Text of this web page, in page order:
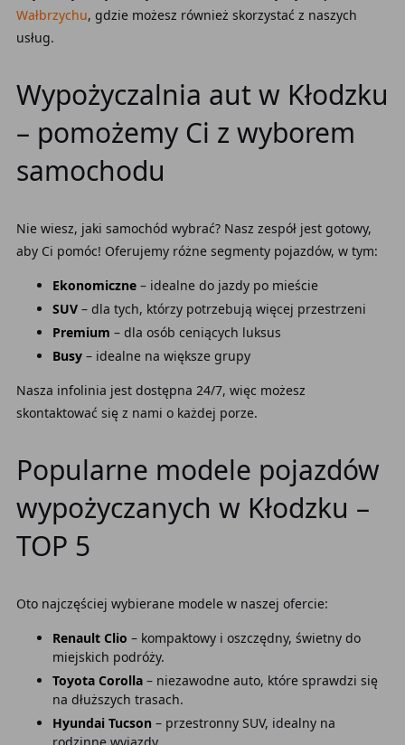
Wałbrzychu, gdzie możesz również skorzystać z naszych
usług.
Wypożyczalnia aut w Kłodzku
– pomożemy Ci z wyborem
samochodu
Nie wiesz, jaki samochód wybrać? Nasz zespół jest gotowy,
aby Ci pomóc! Oferujemy różne segmenty pojazdów, w tym:
Ekonomiczne– idealne do jazdy po mieście
SUV– dla tych, którzy potrzebują więcej przestrzeni
Premium – dla osób ceniących luksus
Busy– idealne na większe grupy
Nasza infolinia jest dostępna 24/7, więc możesz
skontaktować się z nami o każdej porze.
Popularne modele pojazdów
wypożyczanych w Kłodzku –
TOP 5
Oto najczęściej wybierane modele w naszej ofercie:
Renault Clio – kompaktowy i oszczędny, świetny do
miejskich podróży.
Toyota Corolla– niezawodne auto, które sprawdzi się
na dłuższych trasach.
Hyundai Tucson – przestronny SUV, idealny na